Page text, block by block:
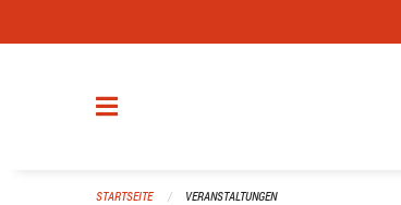
STARTSEITE VERANSTALTUNGEN